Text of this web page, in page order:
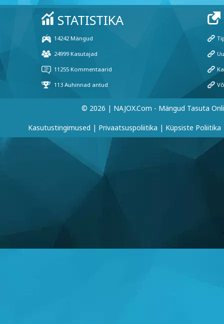
© 2026 | NAJOX.com - Mängud Tasuta
Kasutustingimused | Privaatsuspoliitika | Küpsiste Poliitika